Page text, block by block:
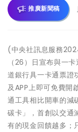
推廣新聞稿
(中央社訊息服務
（26）日宣布與一
道銀行具一卡通票證
及APP上即可免費開
通工具相比開車的減
碳卡」，首創以交通
有的現金回饋越多；